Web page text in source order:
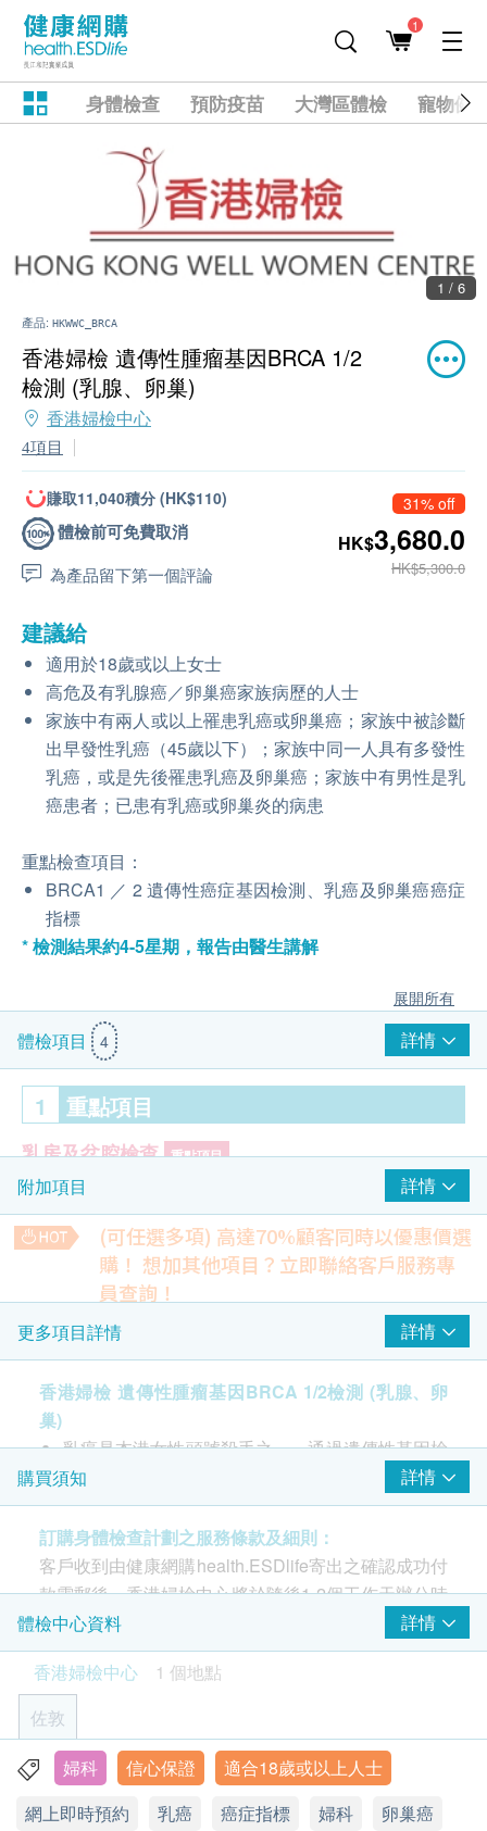
1
身體檢查 預防疫苗 大灣區體檢 寵物健
1 / 6
產品: HKWWC_BRCA
香港婦檢 遺傳性腫瘤基因BRCA 1/2
檢測 (乳腺、卵巢)
香港婦檢中心
4項目
賺取11,040積分 (HK$110)
體檢前可免費取消
為產品留下第一個評論
31% off
HK$3,680.0
HK$5,300.0
建議給
適用於18歲或以上女士
高危及有乳腺癌／卵巢癌家族病歷的人士
家族中有兩人或以上罹患乳癌或卵巢癌；家族中被診斷
出早發性乳癌（45歲以下）；家族中同一人具有多發性
乳癌，或是先後罹患乳癌及卵巢癌；家族中有男性是乳
癌患者；已患有乳癌或卵巢炎的病患
重點檢查項目：
BRCA1 ／ 2 遺傳性癌症基因檢測、乳癌及卵巢癌癌症
指標
* 檢測結果約4-5星期，報告由醫生講解
展開所有
體檢項目 4 詳情
1 重點項目
乳房及盆腔檢查 重點項目
BRCA 基因檢測
基本項目
癌症指標
癌抗原15.3 (乳癌)
癌抗原125 (卵巢癌)
報告
女西醫講解報告
附加項目 詳情
(可任選多項) 高達70%顧客同時以優惠價選
購！ 想加其他項目？立即聯絡客戶服務專
員查詢！
柏氏子宮頸液基本薄片檢查
適合曾有性生活的女士，檢測子宮頸細胞的不正常病變。
600.0
幽門螺旋菌吹氣測試
幽門螺旋菌可引致多種胃病，如胃痛、胃氣、胃炎、胃酸倒
流。幽門螺旋菌吹氣測試即能知道有否受幽門螺旋桿菌感染。
HK$1,000.0
性病DNA檢查
包括砂眼衣原體 DNA、奈瑟氏球菌 DNA、生殖支原體 DNA、
人型支原體 DNA、解脲支原體 DNA、陰道毛滴蟲(女士) 、白
色念珠菌 DNA、陰道加德納菌DNA (女士) 、乙型鏈球菌 DNA
HK$1,000.0
甲狀腺組合檢查
檢驗其數值水平，防止賀爾蒙失調以致頸部腫脹
HK$
心臟健康血液測試
包括肌酸磷激酶、乳酸脫氫酶、同型半胱胺酸、脂蛋白(a)、
總膽固醇、高密度膽固醇、低密度膽固醇、三酸甘油脂、谷草
更多項目詳情 詳情
香港婦檢 遺傳性腫瘤基因BRCA 1/2檢測 (乳腺、卵
巢)
乳癌是本港女性頭號殺手之一，通過遺傳性基因檢
測可評估患上乳腺癌和卵巢癌的風險，讓您做好預
防和準備。
越早發現遺傳性基因突變可避免延誤治療，癌症被
治癒的機會便會越高。
BRCA1 ／ 2 是什麼？
遺傳性腫瘤約佔所有腫瘤類型的5-10%，遺傳了基
因變異的人士，相對正常人較早罹患相應腫瘤的風
險會大幅增加。
最常見的遺傳基因突變出現在BRCA1／2 基因，
基因突變導致DNA修復機制失效，從而增加患乳
癌﹑卵巢癌或其他癌症的風險。如果攜帶 BRCA
基因突變，會有50%的機會遺傳到下一代。作為高
購買須知 詳情
訂購身體檢查計劃之服務條款及細則：
客戶收到由健康網購health.ESDlife寄出之確認成功付
款電郵後，香港婦檢中心將於隨後1-2個工作天辦公時
間內，致電客戶預約身體檢查的時間及地點。客戶亦
可在訂單確認後1個工作天致電該中心預約 (電話：
2155 4209)。
年齡
一般健康檢查計劃只適用於18歲或以上之人士 (過敏
測試適合5歲或以上人士)
體檢中心資料
詳情
香港婦檢中心
1 個地點
佐敦
九龍佐敦彌敦道363號恆成大廈3B室
顯示地圖
婦科 信心保證
適合18歲或以上人士
網上即時預約
乳癌 癌症指標 婦科 卵巢癌